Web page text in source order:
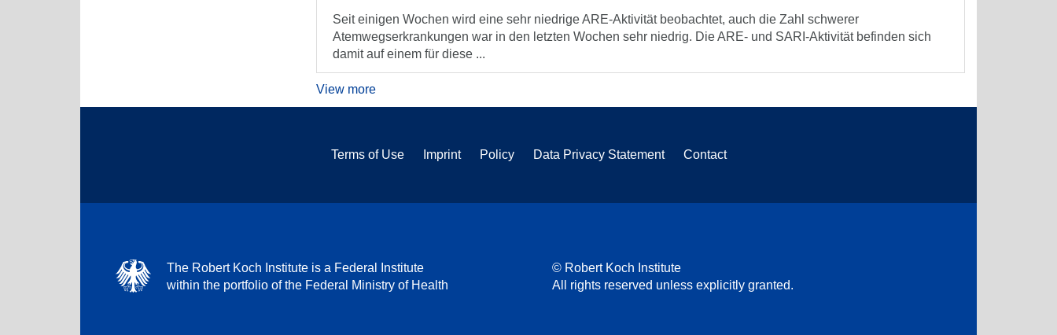
Seit einigen Wochen wird eine sehr niedrige ARE-Aktivität beobachtet, auch die Zahl schwerer
Atemwegserkrankungen war in den letzten Wochen sehr niedrig. Die ARE- und SARI-Aktivität befinden sich
damit auf einem für diese ...
View more
Terms of Use Imprint Policy Data Privacy Statement Contact
The Robert Koch Institute is a Federal Institute
within the portfolio of the Federal Ministry of Health
© Robert Koch Institute
All rights reserved unless explicitly granted.